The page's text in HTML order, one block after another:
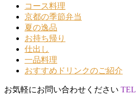
コース料理
京都の季節弁当
夏の逸品
お持ち帰り
仕出し
一品料理
おすすめドリンクのご紹介
お気軽にお問い合わせください TEL